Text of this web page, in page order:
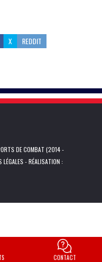
X REDDIT
DE COMBAT (2014 -
LÉGALES - RÉALISATION :
CONTACT